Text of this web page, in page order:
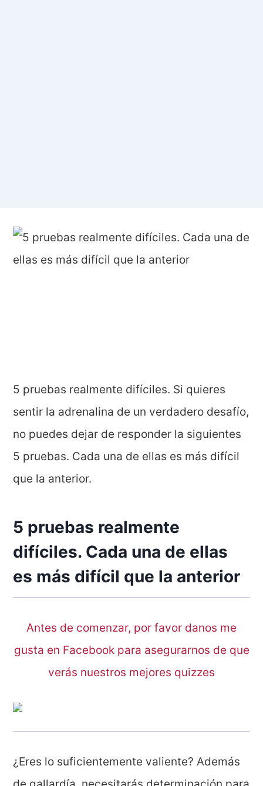
5 pruebas realmente difíciles. Si quieres
sentir la adrenalina de un verdadero desafío,
no puedes dejar de responder la siguientes
5 pruebas. Cada una de ellas es más difícil
que la anterior.
5 pruebas realmente
difíciles. Cada una de ellas
es más difícil que la anterior
Antes de comenzar, por favor danos me
gusta en Facebook para asegurarnos de que
verás nuestros mejores quizzes
¿Eres lo suficientemente valiente? Además